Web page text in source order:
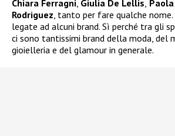
Chiara Ferragni, Giulia De Lellis,
Rodriguez, tanto per fare qualche
legate ad alcuni brand. Sì perché tra gli
ci sono tantissimi brand della moda, del
gioielleria e del glamour in generale.